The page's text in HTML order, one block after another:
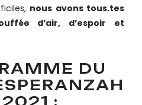
nous avons tous.tes
d’air, d’espoir et
DU